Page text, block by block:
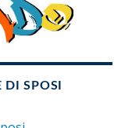
SPOSI